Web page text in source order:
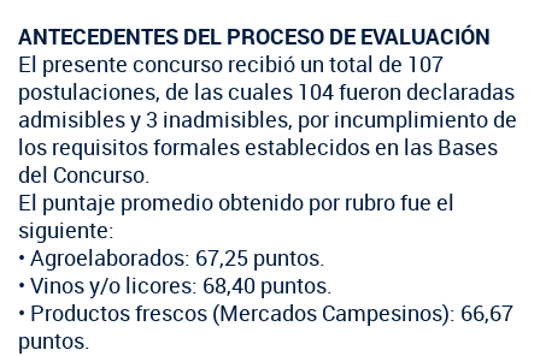
ANTECEDENTES DEL PROCESO DE EVALUACIÓN
El presente concurso recibió un total de 107
postulaciones, de las cuales 104 fueron declaradas
admisibles y 3 inadmisibles, por incumplimiento de
los requisitos formales establecidos en las Bases
del Concurso.
El puntaje promedio obtenido por rubro fue el
siguiente:
• Agroelaborados: 67,25 puntos.
• Vinos y/o licores: 68,40 puntos.
• Productos frescos (Mercados Campesinos): 66,67
puntos.